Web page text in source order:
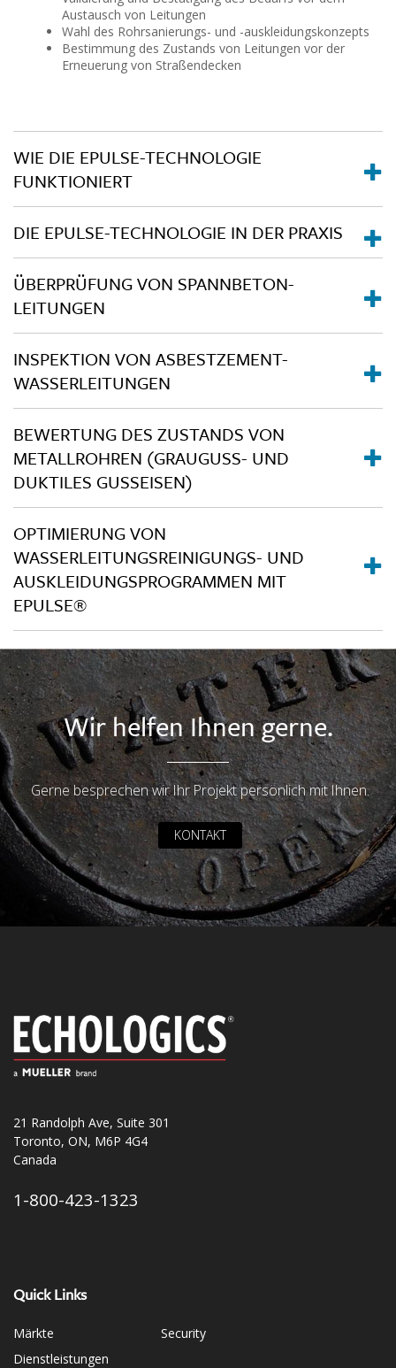
Austausch von Leitungen
Wahl des Rohrsanierungs- und -auskleidungskonzepts
Bestimmung des Zustands von Leitungen vor der
Erneuerung von Straßendecken
WIE DIE EPULSE-TECHNOLOGIE
FUNKTIONIERT
DIE EPULSE-TECHNOLOGIE IN DER PRAXIS
ÜBERPRÜFUNG VON SPANNBETON-
LEITUNGEN
INSPEKTION VON ASBESTZEMENT-
WASSERLEITUNGEN
BEWERTUNG DES ZUSTANDS VON
METALLROHREN (GRAUGUSS- UND
DUKTILES GUSSEISEN)
OPTIMIERUNG VON
WASSERLEITUNGSREINIGUNGS- UND
AUSKLEIDUNGSPROGRAMMEN MIT
EPULSE®
Wir helfen Ihnen gerne.
Gerne besprechen wir Ihr Projekt persönlich mit Ihnen.
KONTAKT
21 Randolph Ave, Suite 301
Toronto, ON, M6P 4G4
Canada
1-800-423-1323
Quick Links
Märkte
Dienstleistungen
Security